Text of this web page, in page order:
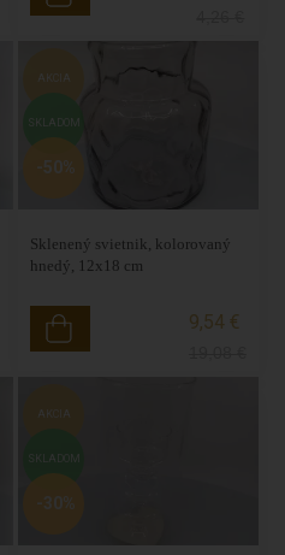
AKCIA
SKLADOM
Sklenený svietnik, kolorovaný
hnedý, 12x18 cm
9,54 €
-50%
AKCIA
SKLADOM
-30%